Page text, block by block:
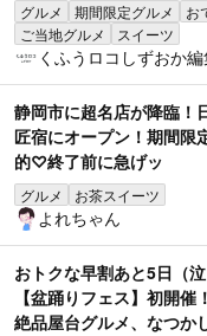
グルメ 期間限定グルメ お
ご当地グルメ
スイーツ
くふうロコしずおか
静岡市に超名店が降臨！
匠宿にオープン！期間限
的♡終了前に急げッ
グルメ お茶スイーツ
よれちゃん
おトクな早割あと5日（
【盆踊りフェス】初開
絶品屋台グルメ、なつか